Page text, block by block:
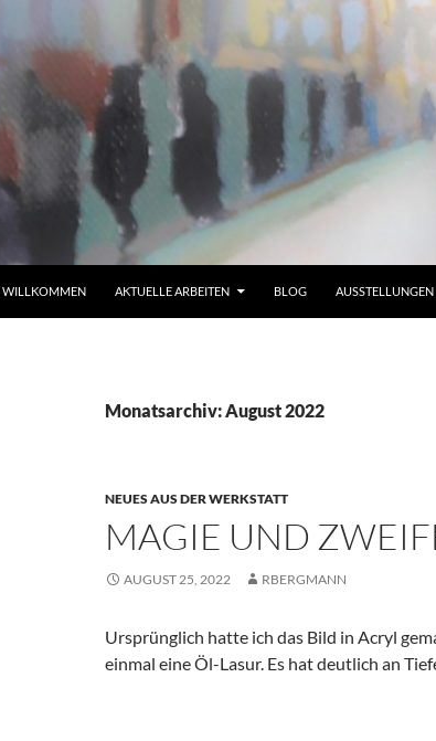
WILLKOMMEN AKTUELLE ARBEITEN BLOG AUSSTELLUNGEN
Monatsarchiv: August 2022
NEUES AUS DER WERKSTATT
MAGIE UND
AUGUST 25, 2022 RBERGMANN
Ursprünglich hatte ich das Bild in Acryl
einmal eine Öl-Lasur. Es hat deutlich an